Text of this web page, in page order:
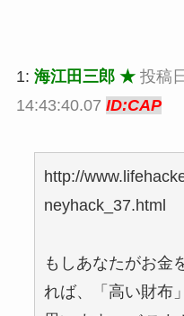
1: 海江田三郎 ★ 投稿
14:43:40.07 ID:CAP
http://
neyhack_37.html
もしあなたがお金
れば、「高い財布